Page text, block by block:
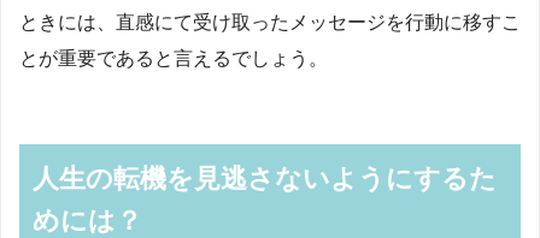
ときには、直感にて受け取ったメッセージを行動に移すこ
とが重要であると言えるでしょう。
人生の転機を見逃さないようにするた
めには？